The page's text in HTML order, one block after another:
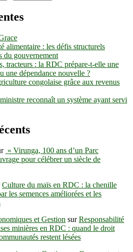
alimentaire : les défis structurels
du gouvernement
tracteurs : la RDC prépare-t-elle une
une dépendance nouvelle ?
congolaise grâce aux revenus
reconnaît un système ayant servi
« Virunga, 100 ans d’un Parc
pour célébrer un siècle de
Culture du maïs en RDC : la chenille
les semences améliorées et les
et Gestion surResponsabilité
minières en RDC : quand le droit
restent lésées